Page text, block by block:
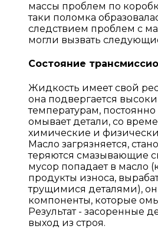
массы проблем по
таки поломка
следствием проблем с
могли вызвать
Состояние
Жидкость имеет свой
она подвергается
температурам,
омывает детали, со
химические и
Масло загрязняется,
теряются смазывающие
мусор попадает в масло
продукты износа,
трущимися деталями), он
компоненты, которые
Результат - засоренные
выход из строя.